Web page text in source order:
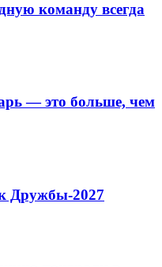
команду всегда
— это больше, чем
Дружбы-2027